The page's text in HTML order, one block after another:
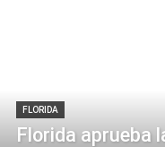
FLORIDA
Florida aprueba